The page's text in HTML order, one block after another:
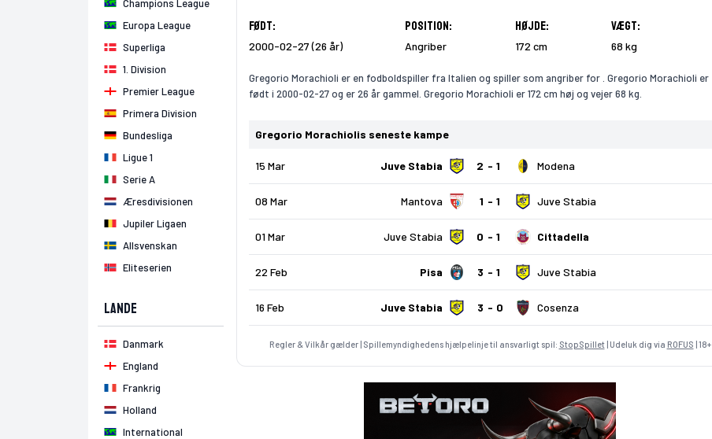
Født:
2000-02-27 (26 år)
Position:
Angriber
Højde:
172 cm
Vægt:
68 kg
Gregorio Morachioli er en fodboldspiller fra Italien og spiller som angriber for . Gregorio Morachioli er
født i 2000-02-27 og er 26 år gammel. Gregorio Morachioli er 172 cm høj og vejer 68 kg.
Gregorio Morachiolis seneste kampe
15 Mar Juve Stabia Modena
2 1
08 Mar Mantova Juve Stabia
1 1
01 Mar Juve Stabia Cittadella
0 1
22 Feb Pisa Juve Stabia
3 1
16 Feb Juve Stabia Cosenza
3 0
Regler & Vilkår gælder | Spillemyndighedens hjælpelinje til ansvarligt spil: StopSpillet| Udeluk dig via ROFUS | 18+
Champions League
Europa League
Superliga
1. Division
Premier League
Primera Division
Bundesliga
Ligue 1
Serie A
Æresdivisionen
Jupiler Ligaen
Allsvenskan
Eliteserien
Lande
Danmark
England
Frankrig
Holland
International